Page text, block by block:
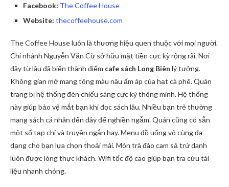
Facebook: The Coffee House
Website: thecoffeehouse.com
The Coffee House luôn là thương hiệu quen thuộc với mọi người.
Chi nhánh Nguyễn Văn Cừ sở hữu mặt tiền cực kỳ rộng rãi. Nơi
đây từ lâu đã biến thành điểm cafe sách Long Biên lý tưởng.
Không gian mở mang tông màu nâu ấm áp của hạt cà phê. Quán
trang bị hệ thống đèn chiếu sáng cực kỳ thông minh. Hệ thống
này giúp bảo vệ mắt bạn khi đọc sách lâu. Nhiều bạn trẻ thường
mang sách cá nhân đến đây để nghiền ngẫm. Quán cũng có sẵn
một số tạp chí và truyện ngắn hay. Menu đồ uống vô cùng đa
dạng cho bạn lựa chọn thoải mái. Món trà đào cam sả trứ danh
luôn được lòng thực khách. Wifi tốc độ cao giúp bạn tra cứu tài
liệu nhanh chóng.